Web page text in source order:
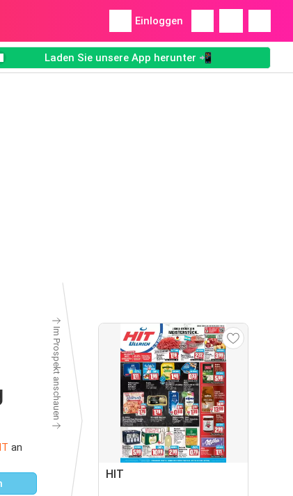
Einloggen
Laden Sie unsere App herunter 📲
an
Im Prospekt anschauen
HIT